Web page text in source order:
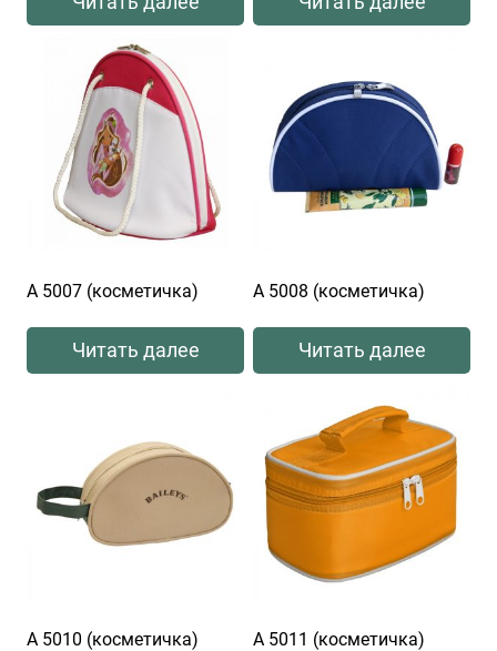
А 5007 (косметичка)
Читать далее
А 5008 (косметичка)
Читать далее
А 5010 (косметичка) А 5011 (косметичка)